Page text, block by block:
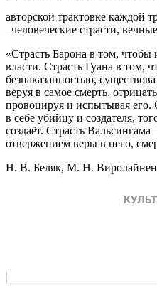
авторской трактовке каждой
–человеческие страсти,
«Страсть Барона в том, чтобы
власти. Страсть Гуана в том,
безнаказанностью,
веруя в самое смерть,
провоцируя и испытывая его.
в себе убийцу и создателя,
создаёт. Страсть
отвержением веры в него,
Н. В. Беляк, М. Н. Виролайнен